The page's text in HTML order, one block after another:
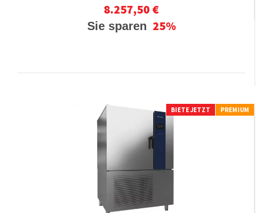
8.257,50 €
Sie sparen 25%
BIETE JETZT PREMIUM